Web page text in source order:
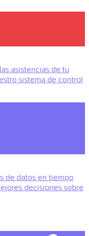
asistencias de tu
sistema de control
de datos en tiempo
decisiones sobre